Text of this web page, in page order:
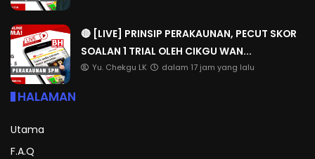
🔴 [LIVE] PRINSIP PERAKAUNAN, PECUT SKOR
SOALAN 1 TRIAL OLEH CIKGU WAN...
Yu. Chekgu LK dalam 17 jam yang lalu
HALAMAN
Utama
F.A.Q